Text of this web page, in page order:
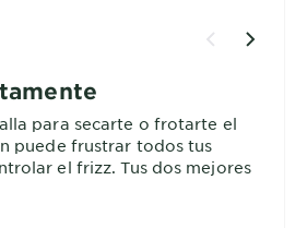
para secarte o frotarte el
puede frustrar todos tus
el frizz. Tus dos mejores
al aire o usar el secador con
usar siempre un ajuste